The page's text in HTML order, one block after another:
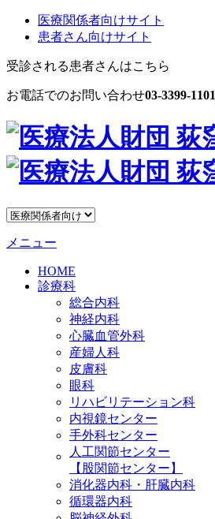
医療関係者向けサイト
患者さん向けサイト
受診される患者さんはこちら
お電話でのお問い合わせ03-3399-1101
メニュー
HOME
診療科
総合内科
神経内科
心臓血管外科
産婦人科
皮膚科
眼科
リハビリテーション科
内視鏡センター
手外科センター
人工関節センター
【股関節センター】
消化器内科・肝臓内科
循環器内科